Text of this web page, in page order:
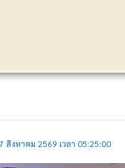
ธ์
7 สิงหาคม 2569 เวลา 05:25:00